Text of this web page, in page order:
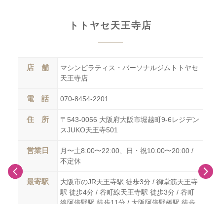
トトヤセ天王寺店
店 舗
マシンピラティス・パーソナルジムトトヤセ
天王寺店
電 話 070-8454-2201
住 所
〒543-0056 大阪府大阪市堀越町9-6レジデン
スJUKO天王寺501
営業日
月〜土8:00〜22:00、日・祝10:00〜20:00 /
不定休
最寄駅
大阪市のJR天王寺駅 徒歩3分 / 御堂筋天王寺
駅 徒歩4分 / 谷町線天王寺駅 徒歩3分 / 谷町